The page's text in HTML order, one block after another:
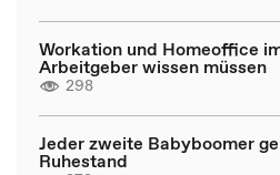
Workation und Homeoffice
Arbeitgeber wissen müssen
298
Jeder zweite Babyboomer
Ruhestand